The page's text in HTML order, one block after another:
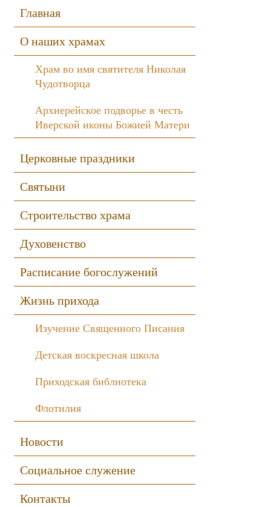
Sidebar
Главная
О наших храмах
Храм во имя святителя Николая
Чудотворца
Архиерейское подворье в честь
Иверской иконы Божией Матери
Церковные праздники
Святыни
Строительство храма
Духовенство
Расписание богослужений
Жизнь прихода
Изучение Священного Писания
Детская воскресная школа
Приходская библиотека
Флотилия
Новости
Социальное служение
Контакты